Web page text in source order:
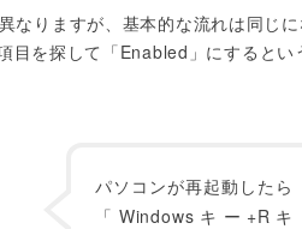
なりますが、基本的な流れは同じ
目を探して「Enabled」にするとい
パソコンが再起動したら
「Windowsキー+Rキ